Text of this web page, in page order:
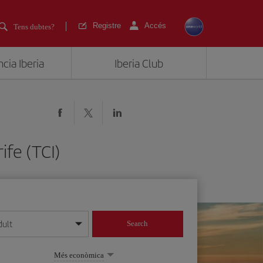
Tens dubtes? Registre Accés
Iberia Iberia Club
(TCI)
mes/any
Search
Més econòmica